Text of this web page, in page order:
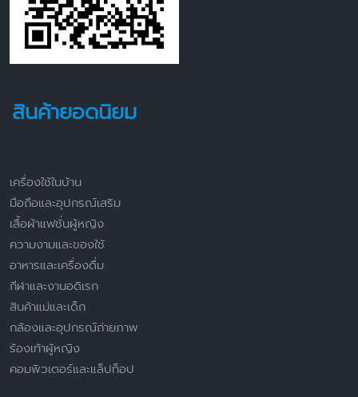
สินค้ายอดนิยม
เครื่องใช้ในบ้าน
มือถือและอุปกรณ์เสริม
เสื้อผ้าแฟชั่นผู้หญิง
ความงามและของใช้
อาหารและเครื่องดื่ม
กีฬาและงานอดิเรก
สินค้าแม่และเด็ก
กล้องและอุปกรณ์ถ่ายภาพ
ร้องเท้าผู้หญิง
คอมพิวเตอร์และแล็ปท็อป